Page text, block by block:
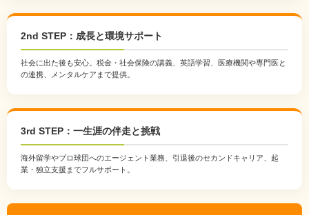
2nd STEP：成長と環境サポート
社会に出た後も安心。税金・社会保険の講義、英語学習、医療機関や専門医と
の連携、メンタルケアまで提供。
3rd STEP：一生涯の伴走と挑戦
海外留学やプロ球団へのエージェント業務、引退後のセカンドキャリア、起
業・独立支援までフルサポート。